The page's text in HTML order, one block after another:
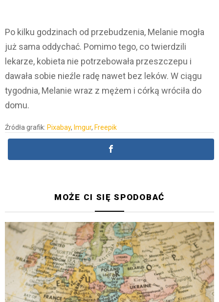
Po kilku godzinach od przebudzenia, Melanie mogła
już sama oddychać. Pomimo tego, co twierdzili
lekarze, kobieta nie potrzebowała przeszczepu i
dawała sobie nieźle radę nawet bez leków. W ciągu
tygodnia, Melanie wraz z mężem i córką wróciła do
domu.
Źródła grafik: Pixabay, Imgur, Freepik
MOŻE CI SIĘ SPODOBAĆ